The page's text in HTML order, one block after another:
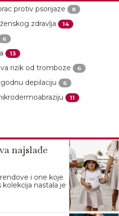
protiv psorijaze 8
zdravlja 14
6
13
rizik od tromboze 6
depilaciju 6
11
najslađe
i one koje
nastala je